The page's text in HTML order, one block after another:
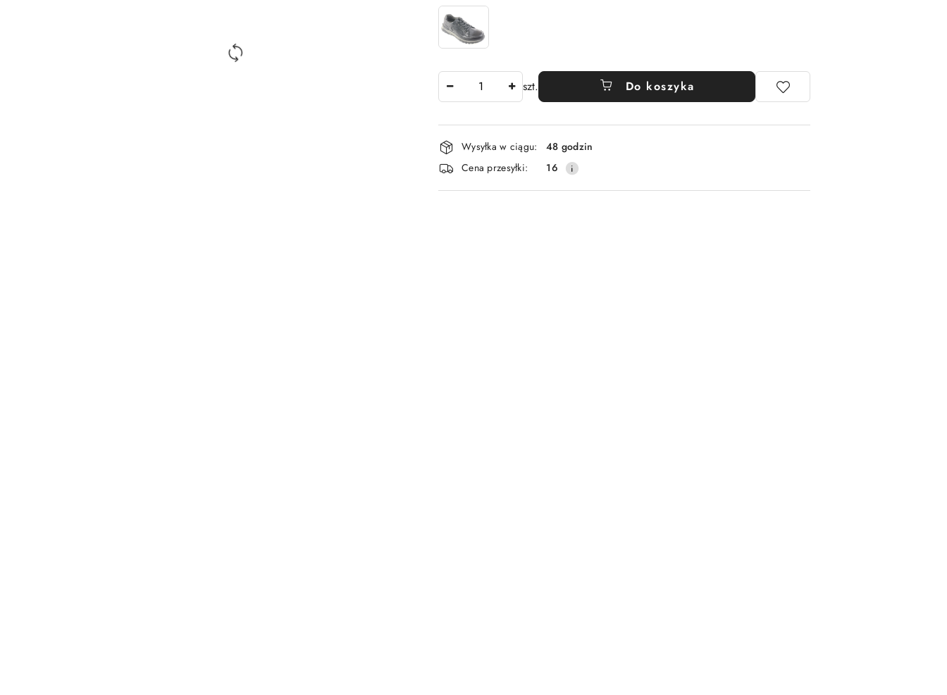
szt. Do koszyka
Dostępność
i
dostawa
Wysyłka w ciągu:
48 godzin
Cena przesyłki:
16